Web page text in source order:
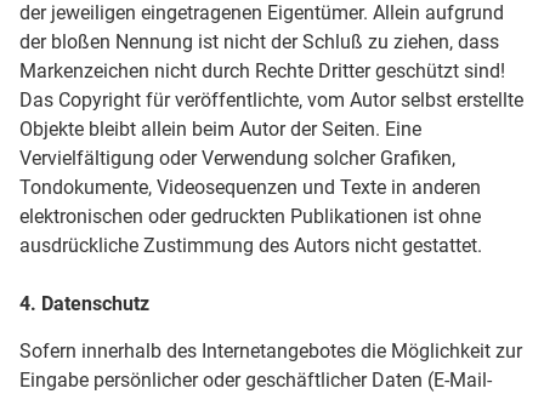
der jeweiligen eingetragenen Eigentümer. Allein aufgrund
der bloßen Nennung ist nicht der Schluß zu ziehen, dass
Markenzeichen nicht durch Rechte Dritter geschützt sind!
Das Copyright für veröffentlichte, vom Autor selbst erstellte
Objekte bleibt allein beim Autor der Seiten. Eine
Vervielfältigung oder Verwendung solcher Grafiken,
Tondokumente, Videosequenzen und Texte in anderen
elektronischen oder gedruckten Publikationen ist ohne
ausdrückliche Zustimmung des Autors nicht gestattet.
4. Datenschutz
Sofern innerhalb des Internetangebotes die Möglichkeit zur
Eingabe persönlicher oder geschäftlicher Daten (E-Mail-